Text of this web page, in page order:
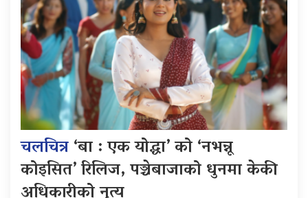
चलचित्र‘बा : एक योद्धा’ को ‘नभन्नू
कोइसित’ रिलिज, पञ्चेबाजाको धुनमा केकी